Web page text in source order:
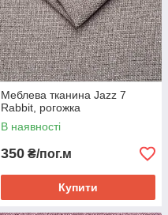
Меблева тканина Jazz 7
Rabbit, рогожка
В наявності
350 ₴/пог.м
Купити